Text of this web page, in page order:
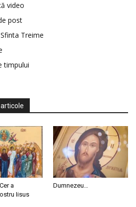
video
post
Treime
timpului
a
Iisus
Dumnezeu…